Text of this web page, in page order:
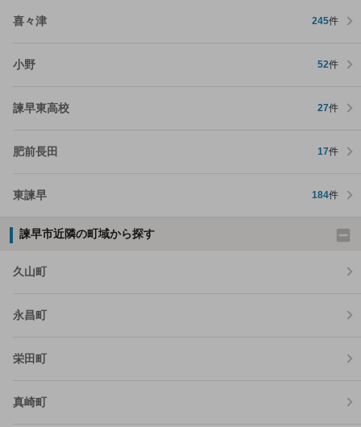
喜々津 245件
小野 52件
諫早東高校 27件
肥前長田 17件
東諫早 184件
諫早市近隣の町域から探す
久山町
永昌町
栄田町
真崎町